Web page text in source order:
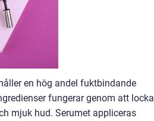
en hög andel fuktbindande
fungerar genom att locka
mjuk hud. Serumet appliceras